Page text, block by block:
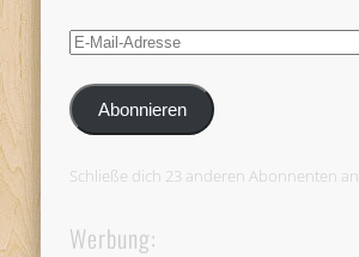
E-
Adresse
Abonnieren
Schließe dich 23 anderen Abonnenten an
Werbung: